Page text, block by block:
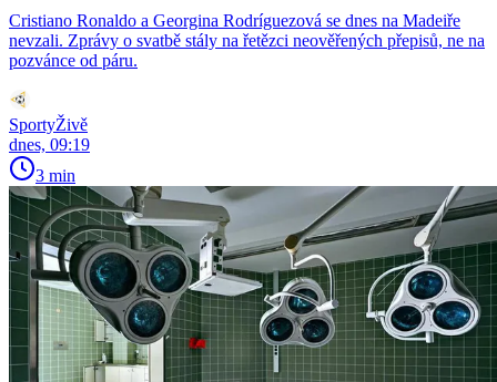
Cristiano Ronaldo a Georgina Rodríguezová se dnes na Madeiře
nevzali. Zprávy o svatbě stály na řetězci neověřených přepisů, ne na
pozvánce od páru.
SportyŽivě
dnes, 09:19
3 min